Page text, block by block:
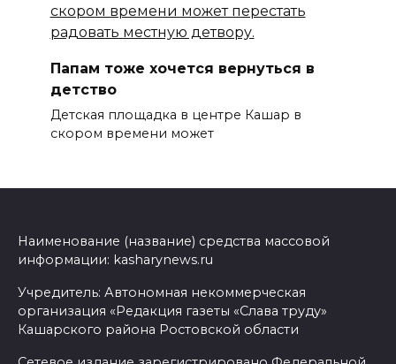
Папам тоже хочется вернуться в
детство
Детская площадка в центре Кашар в
скором времени может
Наименование (название) средства массовой
информации: kasharynews.ru
Учредитель: Автономная некоммерческая
организация «Редакция газеты «Слава труду»
Кашарского района Ростовской области